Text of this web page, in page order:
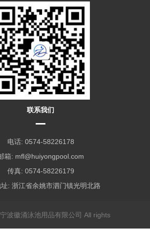
联系我们
电话: 0574-58226178
箱: mfl@huiyongpool.com
传真: 0574-58226179
: 浙江省余姚市泗门镇光明北路
波徽涌泳池用品有限公司 All rights